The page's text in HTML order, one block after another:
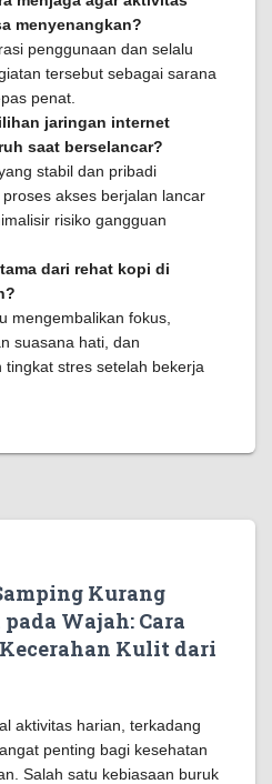
menyenangkan?
penggunaan dan selalu
tersebut sebagai sarana
penat.
jaringan internet
saat berselancar?
stabil dan pribadi
akses berjalan lancar
risiko gangguan
dari rehat kopi di
mengembalikan fokus,
suasana hati, dan
tingkat stres setelah bekerja
Kurang
Wajah: Cara
Kulit dari
aktivitas harian, terkadang
penting bagi kesehatan
Salah satu kebiasaan buruk